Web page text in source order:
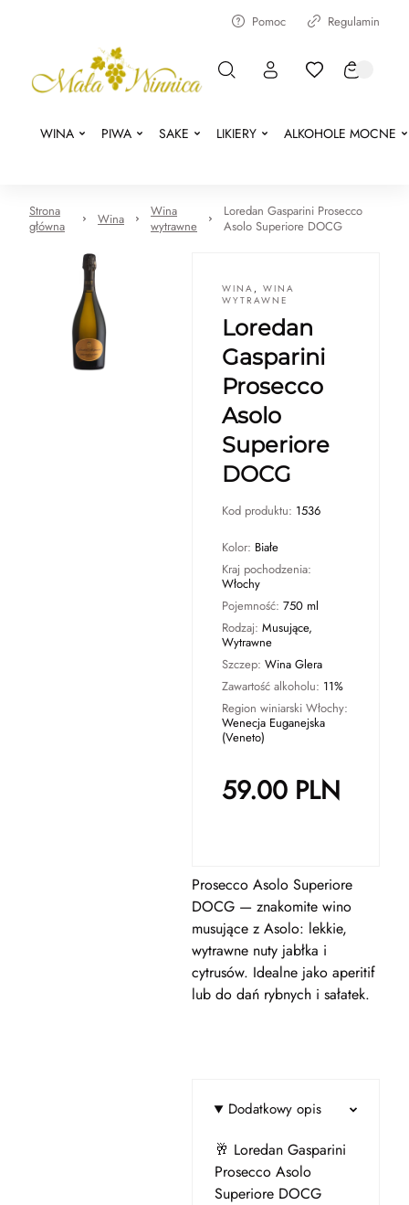
Pomoc Regulamin
WINA PIWA SAKE LIKIERY ALKOHOLE MOCNE
Strona
główna
Wina
Wina
wytrawne
Loredan Gasparini Prosecco
Asolo Superiore DOCG
WINA , WINA
WYTRAWNE
Loredan
Gasparini
Prosecco
Asolo
Superiore
DOCG
Kod produktu: 1536
Kolor: Białe
Kraj pochodzenia:
Włochy
Pojemność: 750 ml
Rodzaj: Musujące,
Wytrawne
Szczep: Wina Glera
Zawartość alkoholu: 11%
Region winiarski Włochy:
Wenecja Euganejska
(Veneto)
59.00PLN
Prosecco Asolo Superiore
DOCG — znakomite wino
musujące z Asolo: lekkie,
wytrawne nuty jabłka i
cytrusów. Idealne jako aperitif
lub do dań rybnych i sałatek.
Dodatkowy opis
🥂 Loredan Gasparini
Prosecco Asolo
Superiore DOCG